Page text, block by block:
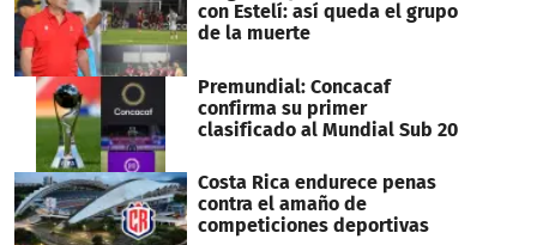
con Estelí: así queda el grupo
de la muerte
Premundial: Concacaf
confirma su primer
clasificado al Mundial Sub 20
Costa Rica endurece penas
contra el amaño de
competiciones deportivas